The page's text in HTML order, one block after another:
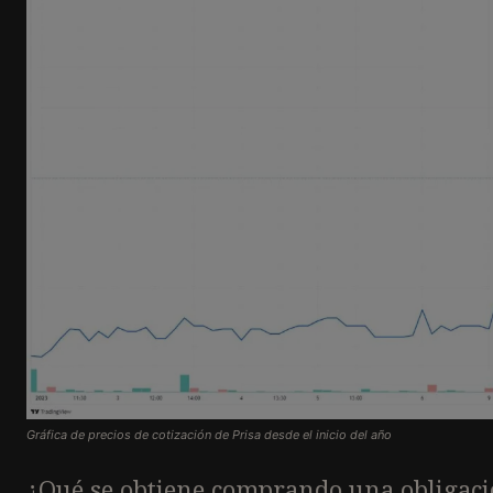
Gráfica de precios de cotización de Prisa desde el inicio del año